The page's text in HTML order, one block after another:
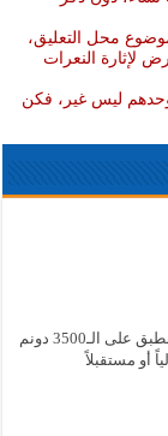
محل التعليق،
لإثارة النعرات
وحدهم ليس غير، فكن
البدادوة: قانون الملكية العقارية لا ينطبق على الـ3500 دونم
أو مستقبلاً